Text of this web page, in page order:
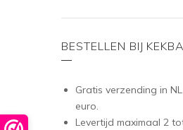
BESTELLEN BIJ
Gratis verzending in
euro.
Levertijd maximaal 2